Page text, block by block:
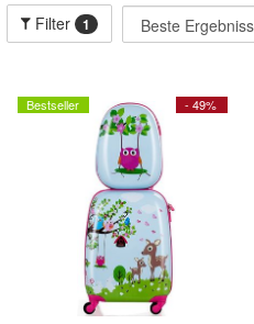
Filter 1
- 49%
Bestseller